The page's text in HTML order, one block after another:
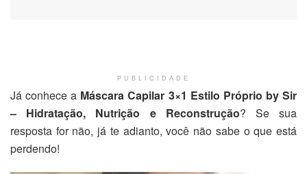
PUBLICIDADE
Já conhece a Máscara Capilar 3×1 Estilo Próprio by Sir
– Hidratação, Nutrição e Reconstrução? Se sua
resposta for não, já te adianto, você não sabe o que está
perdendo!